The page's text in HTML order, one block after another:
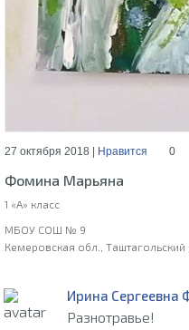
27 октября 2018 | Нравится 0
Фомина Марьяна
1 «А» класс
МБОУ СОШ № 9
Кемеровская обл., Таштагольский
Ирина Сергеевна
Разнотравье!